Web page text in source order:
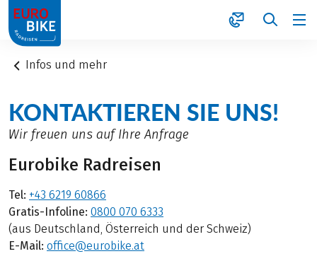
1
Infos und mehr
KONTAKTIEREN SIE UNS!
Wir freuen uns auf Ihre Anfrage
Eurobike Radreisen
Tel: +43 6219 60866
Gratis-Infoline: 0800 070 6333
(aus Deutschland, Österreich und der Schweiz)
E-Mail: office@eurobike.at